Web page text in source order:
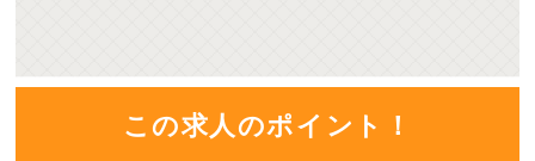
この求人のポイント！